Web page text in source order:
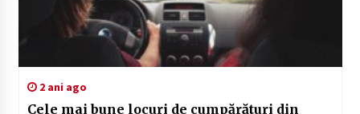
2 ani ago
Cele mai bune locuri de cumpărături din